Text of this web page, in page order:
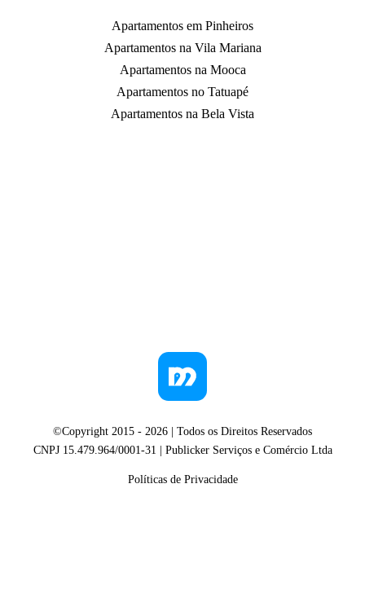
Apartamentos em Pinheiros
Apartamentos na Vila Mariana
Apartamentos na Mooca
Apartamentos no Tatuapé
Apartamentos na Bela Vista
©Copyright 2015 - 2026 | Todos os Direitos Reservados
CNPJ 15.479.964/0001-31 | Publicker Serviços e Comércio Ltda
Políticas de Privacidade